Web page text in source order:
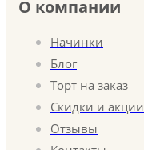
О компании
Начинки
Блог
Торт на заказ
Скидки и акции
Отзывы